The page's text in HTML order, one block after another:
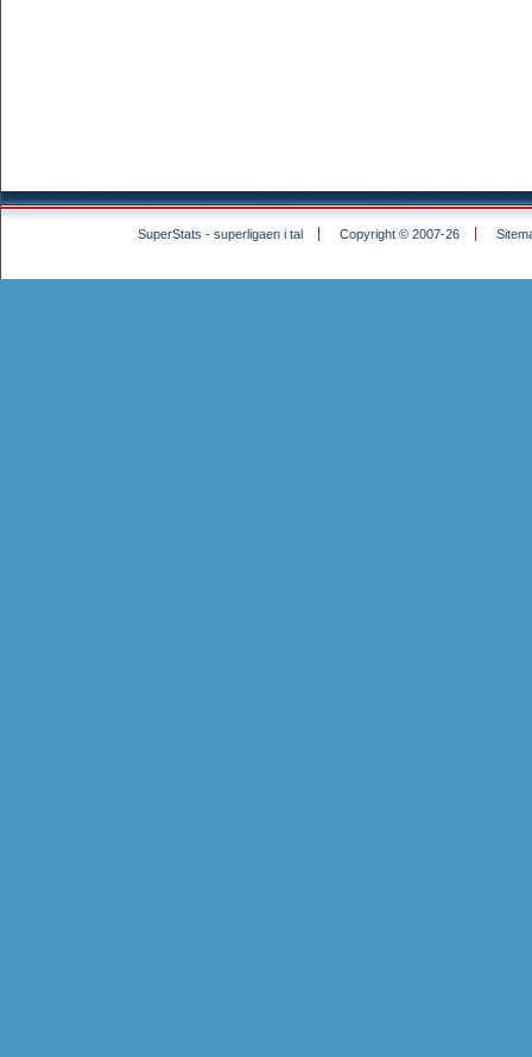
SuperStats - superligaen i tal Copyright © 2007-26